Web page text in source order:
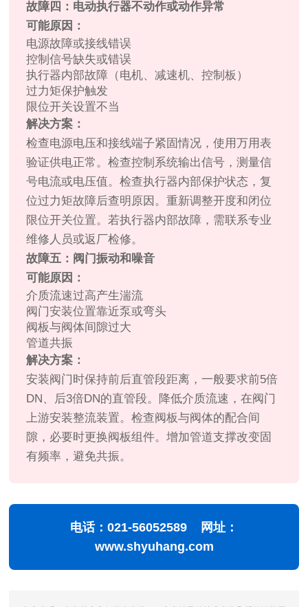
故障四：电动执行器不动作或动作异常
可能原因：
电源故障或接线错误
控制信号缺失或错误
执行器内部故障（电机、减速机、控制板）
过力矩保护触发
限位开关设置不当
解决方案：
检查电源电压和接线端子紧固情况，使用万用表
验证供电正常。检查控制系统输出信号，测量信
号电流或电压值。检查执行器内部保护状态，复
位过力矩故障后查明原因。重新调整开度和闭位
限位开关位置。若执行器内部故障，需联系专业
维修人员或返厂检修。
故障五：阀门振动和噪音
可能原因：
介质流速过高产生湍流
阀门安装位置靠近泵或弯头
阀板与阀体间隙过大
管道共振
解决方案：
安装阀门时保持前后直管段距离，一般要求前5倍
DN、后3倍DN的直管段。降低介质流速，在阀门
上游安装整流装置。检查阀板与阀体的配合间
隙，必要时更换阀板组件。增加管道支撑改变固
有频率，避免共振。
电话：021-56052589 网址：
www.shyuhang.com